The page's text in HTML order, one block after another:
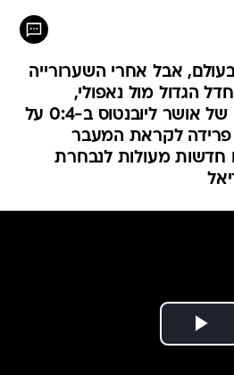
אבל אחרי השערורייה
הגדול מול נאפולי,
בנעטיה העניק רגעים של אושר ליובנטוס ב-0:4 על
פרידה לקראת המעבר
חדשות מעולות לנבחרת